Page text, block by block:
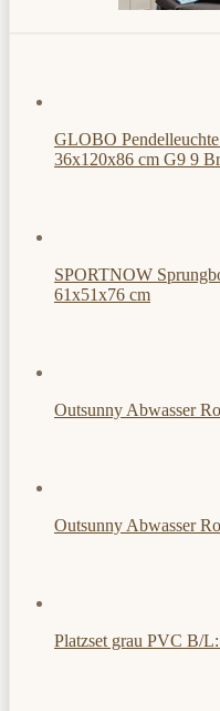
GLOBO
36x120x86 cm G9 9
SPORTNOW
61x51x76 cm
Outsunny Abwasser
Outsunny Abwasser
Platzset grau PVC B/